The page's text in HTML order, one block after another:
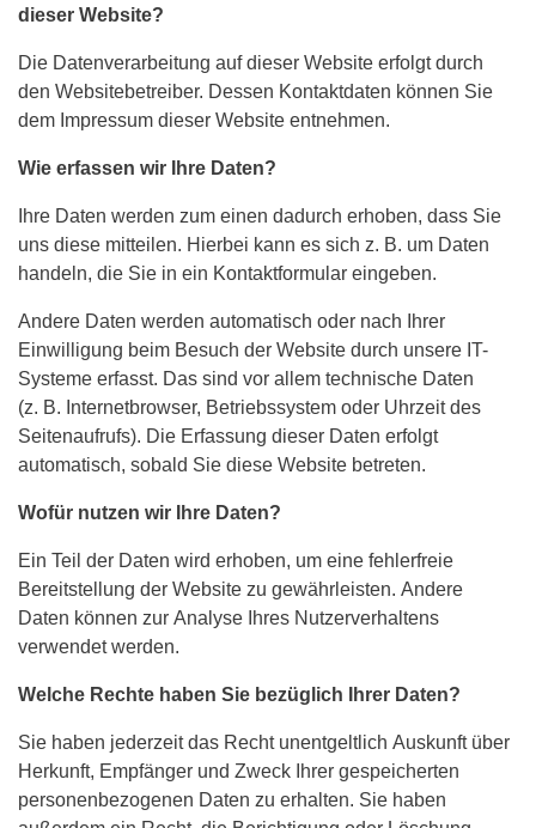
dieser Website?
Die Datenverarbeitung auf dieser Website erfolgt durch
den Websitebetreiber. Dessen Kontaktdaten können Sie
dem Impressum dieser Website entnehmen.
Wie erfassen wir Ihre Daten?
Ihre Daten werden zum einen dadurch erhoben, dass Sie
uns diese mitteilen. Hierbei kann es sich z. B. um Daten
handeln, die Sie in ein Kontaktformular eingeben.
Andere Daten werden automatisch oder nach Ihrer
Einwilligung beim Besuch der Website durch unsere IT-
Systeme erfasst. Das sind vor allem technische Daten
(z. B. Internetbrowser, Betriebssystem oder Uhrzeit des
Seitenaufrufs). Die Erfassung dieser Daten erfolgt
automatisch, sobald Sie diese Website betreten.
Wofür nutzen wir Ihre Daten?
Ein Teil der Daten wird erhoben, um eine fehlerfreie
Bereitstellung der Website zu gewährleisten. Andere
Daten können zur Analyse Ihres Nutzerverhaltens
verwendet werden.
Welche Rechte haben Sie bezüglich Ihrer Daten?
Sie haben jederzeit das Recht unentgeltlich Auskunft über
Herkunft, Empfänger und Zweck Ihrer gespeicherten
personenbezogenen Daten zu erhalten. Sie haben